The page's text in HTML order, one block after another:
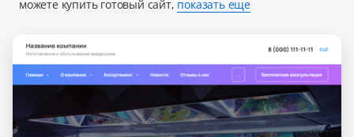
можете купить готовый сайт, показать еще